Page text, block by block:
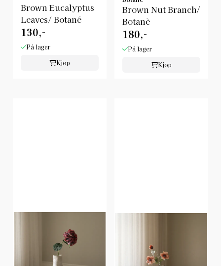
Brown Eucalyptus
Leaves/ Botané
130,-
På lager
Kjøp
Brown Nut Branch/
Botanè
180,-
På lager
Kjøp